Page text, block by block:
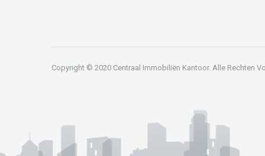
Copyright © 2020 Centraal Immobiliën Kantoor. Alle Rechten